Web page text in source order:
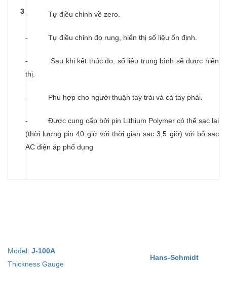
3- Tự điều chỉnh về zero.
- Tự điều chỉnh đọ rung, hiển thị số liệu ổn định.
- Sau khi kết thúc đo, số liệu trung bình sẽ được hiển
thị.
- Phù hợp cho người thuận tay trái và cả tay phải.
- Được cung cấp bởi pin Lithium Polymer có thể sạc lại
(thời lượng pin 40 giờ với thời gian sạc 3,5 giờ) với bộ sạc
AC điện áp phổ dụng
Model: J-100A
Thickness Gauge
Hans-Schmidt